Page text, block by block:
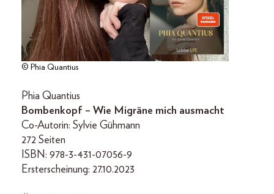
© Phia Quantius
Phia Quantius
Bombenkopf – Wie Migräne mich ausmacht
Co-Autorin: Sylvie Gühmann
272 Seiten
ISBN: 978-3-431-07056-9
Ersterscheinung: 27.10.2023